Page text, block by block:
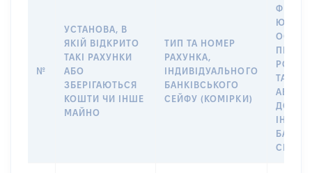
№
УСТАНОВА, В
ЯКІЙ ВІДКРИТО
ТАКІ РАХУНКИ
АБО
ЗБЕРІГАЮТЬСЯ
КОШТИ ЧИ ІНШЕ
МАЙНО
ТИП ТА НОМЕР
РАХУНКА,
ІНДИВІДУАЛЬНОГО
БАНКІВСЬКОГО
СЕЙФУ (КОМІРКИ)
ПРАВО
ТАКИМ
АБО
ДО
СЕЙФУ